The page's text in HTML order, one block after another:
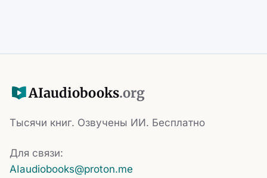
AIaudiobooks.org
Тысячи книг. Озвучены ИИ. Бесплатно
Для связи:
AIaudiobooks@proton.me